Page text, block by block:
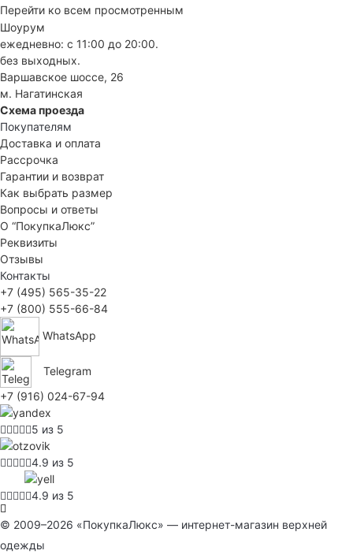
Перейти ко всем просмотренным
Шоурум
ежедневно: с 11:00 до 20:00.
без выходных.
Варшавское шоссе, 26
м. Нагатинская
Схема проезда
Покупателям
Доставка и оплата
Рассрочка
Гарантии и возврат
Как выбрать размер
Вопросы и ответы
О “ПокупкаЛюкс”
Реквизиты
Отзывы
Контакты
+7 (495) 565-35-22
+7 (800) 555-66-84
WhatsApp
Telegram
+7 (916) 024-67-94
5 из 5
4.9 из 5
4.9 из 5
© 2009–2026 «ПокупкаЛюкс» — интернет-магазин верхней
одежды